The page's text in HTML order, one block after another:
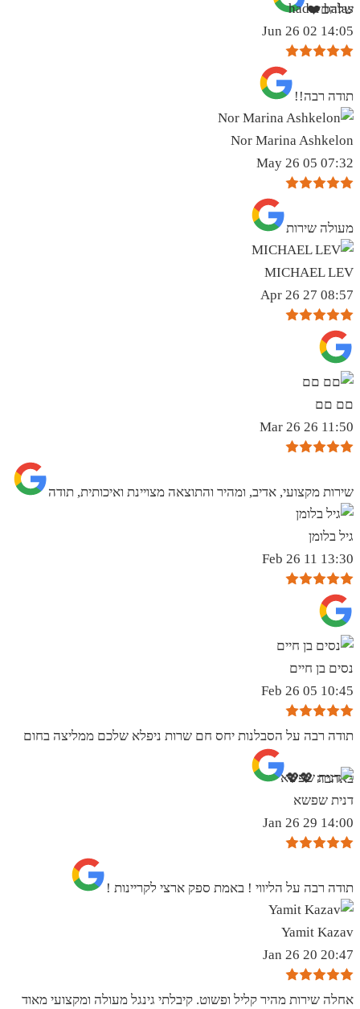
שלהם❤️
hadar balas
14:05 02 Jun 26
תודה רבה!!
Nor Marina Ashkelon
07:32 05 May 26
מעולה שירות
MICHAEL LEV
08:57 27 Apr 26
םם םם
11:50 26 Mar 26
שירות מקצועי, אדיב, ומהיר והתוצאה מצויינת ואיכותית, תודה
גיל בלומן
13:30 11 Feb 26
נסים בן חיים
10:45 05 Feb 26
תודה רבה על הסבלנות יחס חם שרות ניפלא שלכם ממליצה בחום
באהבה 💖💖
דנית שפשא
14:00 29 Jan 26
תודה רבה על הליווי ! באמת ספק ארצי לקריינות !
Yamit Kazav
20:47 20 Jan 26
אחלה שירות מהיר קליל ופשוט. קיבלתי גינגל מעולה ומקצועי מאוד